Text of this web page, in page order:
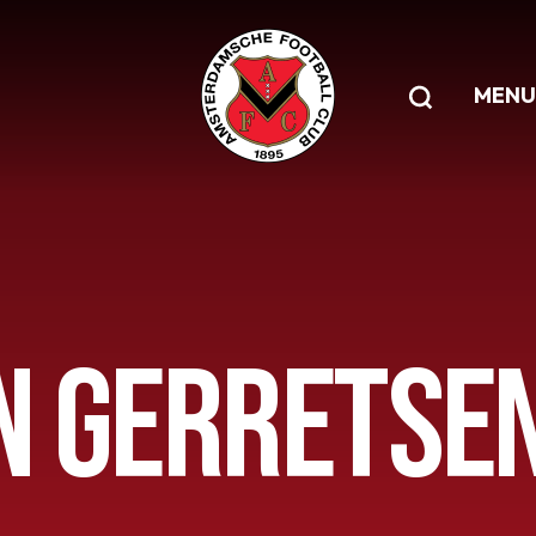
MENU